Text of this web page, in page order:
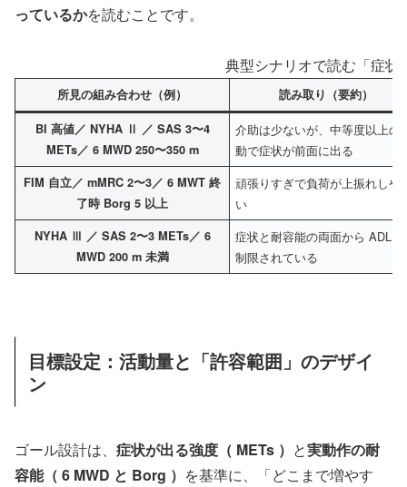
っているかを読むことです。
典型シナリオで読む「症状
所見の組み合わせ（例） 読み取り（要約）
BI 高値／ NYHA Ⅱ ／ SAS 3〜4
METs／ 6 MWD 250〜350 m
介助は少ないが、中等度以上の
動で症状が前面に出る
FIM 自立／ mMRC 2〜3／ 6 MWT 終
了時 Borg 5 以上
頑張りすぎで負荷が上振れしや
い
NYHA Ⅲ ／ SAS 2〜3 METs／ 6
MWD 200 m 未満
症状と耐容能の両面から ADL が
制限されている
目標設定：活動量と「許容範囲」のデザイ
ン
ゴール設計は、 症状が出る強度（ METs ） と実動作の耐
容能（ 6 MWD と Borg ） を基準に、「どこまで増やす